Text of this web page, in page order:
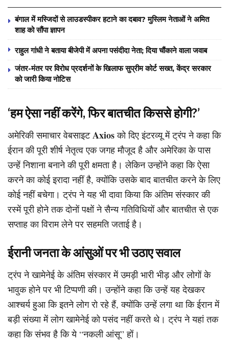
बंगाल में मस्जिदों से लाउडस्पीकर हटाने का दबाव? मुस्लिम नेताओं ने अमित
शाह को सौंपा ज्ञापन
राहुल गांधी ने बताया बीजेपी में अपना पसंदीदा नेता; दिया चौंकाने वाला जवाब
जंतर-मंतर पर विरोध प्रदर्शनों के खिलाफ सुप्रीम कोर्ट सख्त, केंद्र सरकार
को जारी किया नोटिस
‘हम ऐसा नहीं करेंगे, फिर बातचीत किससे होगी?’
अमेरिकी समाचार वेबसाइटAxiosको दिए इंटरव्यू में ट्रंप ने कहा कि
ईरान की पूरी शीर्ष नेतृत्व एक जगह मौजूद है और अमेरिका के पास
उन्हें निशाना बनाने की पूरी क्षमता है। लेकिन उन्होंने कहा कि ऐसा
करने का कोई इरादा नहीं है, क्योंकि उसके बाद बातचीत करने के लिए
कोई नहीं बचेगा। ट्रंप ने यह भी दावा किया कि अंतिम संस्कार की
रस्में पूरी होने तक दोनों पक्षों ने सैन्य गतिविधियों और बातचीत से एक
सप्ताह का विराम लेने पर सहमति जताई है।
ईरानी जनता के आंसुओं पर भी उठाए सवाल
ट्रंप ने खामेनेई के अंतिम संस्कार में उमड़ी भारी भीड़ और लोगों के
भावुक होने पर भी टिप्पणी की। उन्होंने कहा कि उन्हें यह देखकर
आश्चर्य हुआ कि इतने लोग रो रहे हैं, क्योंकि उन्हें लगा था कि ईरान में
बड़ी संख्या में लोग खामेनेई को पसंद नहीं करते थे। ट्रंप ने यहां तक
कहा कि संभव है कि ये “नकली आंसू” हों।